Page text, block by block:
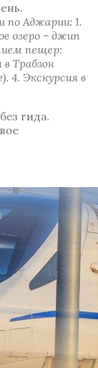
по Аджарии: 1.
озеро – джип
пещер:
в Трабзон
4. Экскурсия в
гида.